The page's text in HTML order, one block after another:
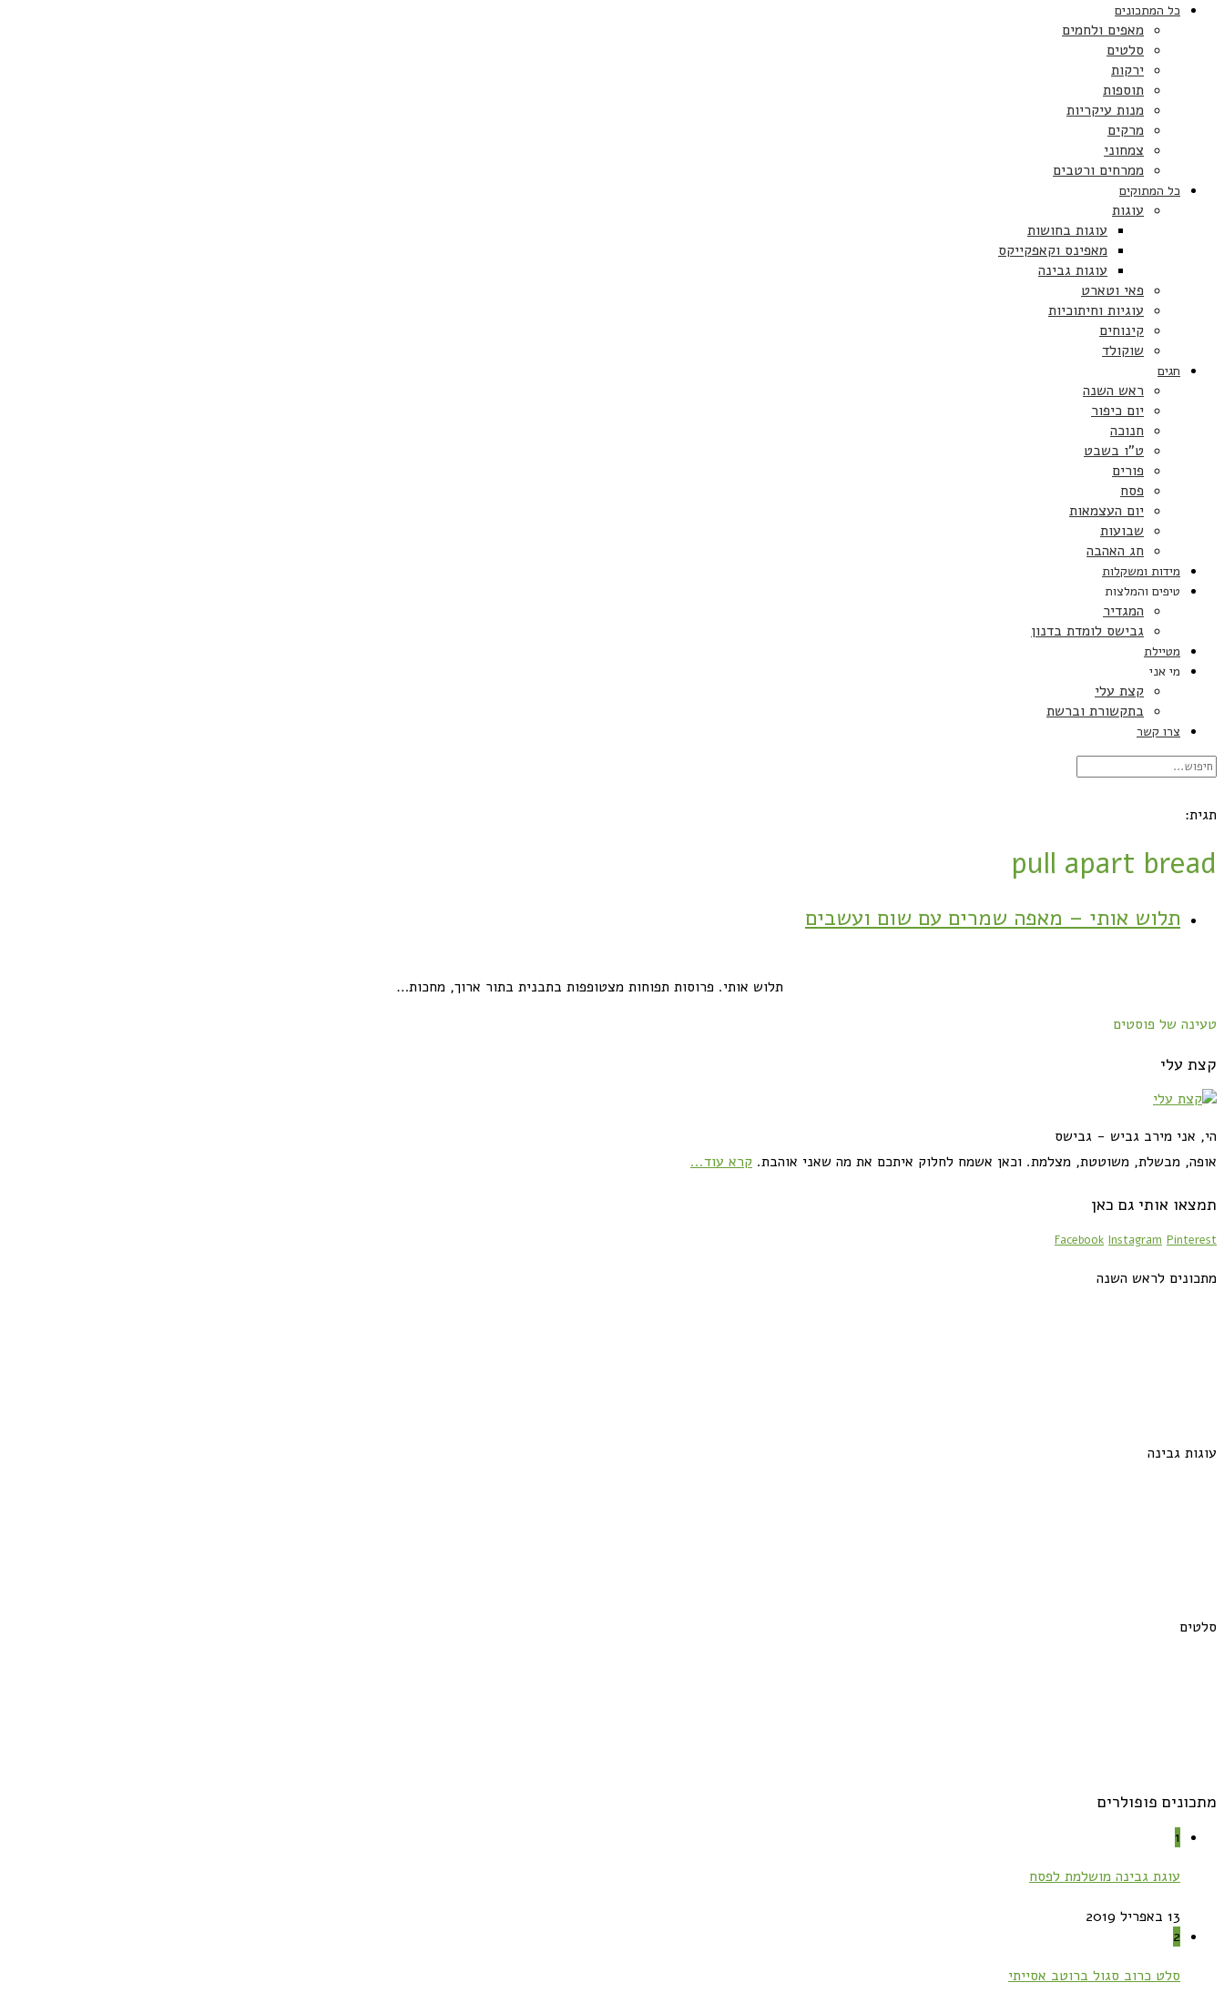
כל המתכונים
מאפים ולחמים
סלטים
ירקות
תוספות
מנות עיקריות
מרקים
צמחוני
ממרחים ורטבים
כל המתוקים
עוגות
עוגות בחושות
מאפינס וקאפקייקס
עוגות גבינה
פאי וטארט
עוגיות וחיתוכיות
קינוחים
שוקולד
חגים
ראש השנה
יום כיפור
חנוכה
ט”ו בשבט
פורים
פסח
יום העצמאות
שבועות
חג האהבה
מידות ומשקלות
טיפים והמלצות
המגדיר
גבישס לומדת בדנון
מטיילת
מי אני
קצת עלי
בתקשורת וברשת
צרו קשר
תגית:
pull apart bread
תלוש אותי – מאפה שמרים עם שום ועשבים
תלוש אותי. פרוסות תפוחות מצטופפות בתבנית בתור ארוך, מחכות…
טעינה של פוסטים
קצת עלי
הי, אני מירב גביש - גבישס
אופה, מבשלת, משוטטת, מצלמת. וכאן אשמח לחלוק איתכם את מה שאני אוהבת. קרא עוד...
תמצאו אותי גם כאן
Facebook Instagram Pinterest
מתכונים לראש השנה
עוגות גבינה
סלטים
מתכונים פופולרים
1
עוגת גבינה מושלמת לפסח
13 באפריל 2019
2
סלט כרוב סגול ברוטב אסייתי